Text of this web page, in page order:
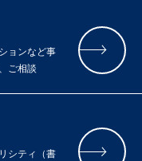
ョンなど事
ご相談
シティ（書